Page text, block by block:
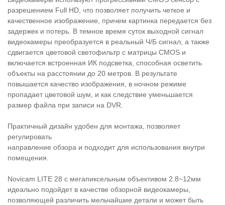
разрешением Full HD, что позволяет получить четкое и
качественное изображение, причем картинка передается без
задержек и потерь. В темное время суток выходной сигнал
видеокамеры преобразуется в реальный Ч/Б сигнал, а также
сдвигается цветовой светофильтр с матрицы CMOS и
включается встроенная ИК подсветка, способная осветить
объекты на расстоянии до 20 метров. В результате
повышается качество изображения, в ночном режиме
пропадает цветовой шум, и как следствие уменьшается
размер файла при записи на DVR.
Практичный дизайн удобен для монтажа, позволяет
регулировать
направление обзора и подходит для использования внутри
помещения.
Novicam LITE 28 с мегапиксельным объективом 2.8~12мм
идеально подойдет в качестве обзорной видеокамеры,
позволяющей различить мельчайшие детали и может быть